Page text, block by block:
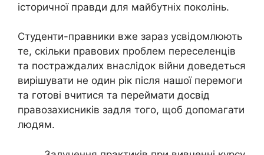
історичної правди для майбутніх поколінь.
Студенти-правники вже зараз усвідомлюють
те, скільки правових проблем переселенців
та постраждалих внаслідок війни доведеться
вирішувати не один рік після нашої перемоги
та готові вчитися та переймати досвід
правозахисників задля того, щоб допомагати
людям.